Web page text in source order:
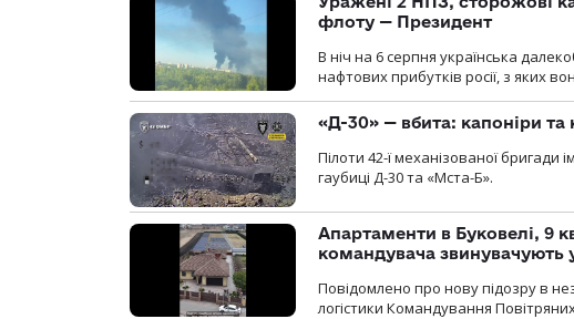
флоту — Президент
В ніч на 6 серпня українська
нафтових прибутків росії, з яких
«Д-30» — вбита: капоніри та
Пілоти 42-ї механізованої бригади
гаубиці Д-30 та «Мста-Б».
Апартаменти в Буковелі, 9
командувача звинувачують
Повідомлено про нову підозру в
логістики Командування